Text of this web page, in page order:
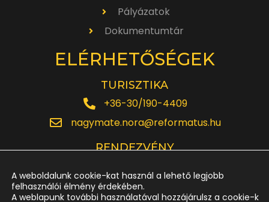
Pályázatok
Dokumentumtár
ELÉRHETŐSÉGEK
TURISZTIKA
+36-30/190-4409
nagymate.nora@reformatus.hu
RENDEZVÉNY
rendezveny.nagytemplom@reformatus.hu
A weboldalunk cookie-kat használ a lehető legjobb
felhasználói élmény érdekében.
A weblapunk további használatával hozzájárulsz a cookie-k